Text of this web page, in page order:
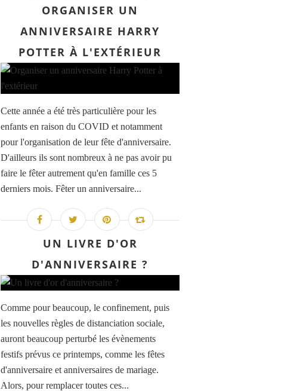
ORGANISER UN
ANNIVERSAIRE HARRY
POTTER À L'EXTÉRIEUR
Cette année a été très particulière pour les
enfants en raison du COVID et notamment
pour l'organisation de leur fête d'anniversaire.
D'ailleurs ils sont nombreux à ne pas avoir pu
faire le fêter autrement qu'en famille ces 5
derniers mois. Fêter un anniversaire...
UN LIVRE D'OR
D'ANNIVERSAIRE ?
Comme pour beaucoup, le confinement, puis
les nouvelles règles de distanciation sociale,
auront beaucoup perturbé les évènements
festifs prévus ce printemps, comme les fêtes
d'anniversaire et anniversaires de mariage.
Alors, pour remplacer toutes ces...